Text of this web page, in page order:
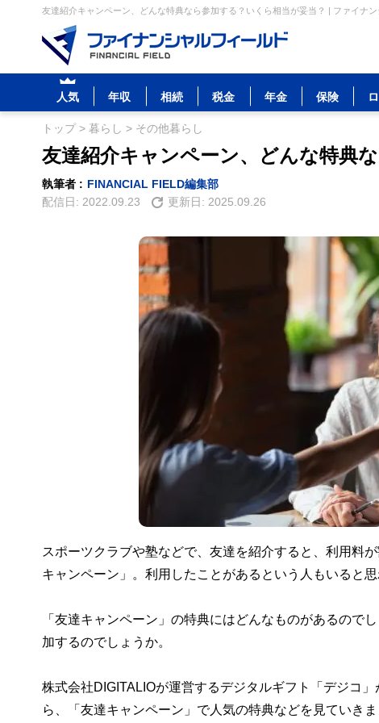
友達紹介キャンペーン、どんな特典なら参加する？いくら相当が妥当？ | ファイナ
人気 年収 相続 税金 年金 保険
トップ> 暮らし > その他暮らし
友達紹介キャンペーン、どんな特典
執筆者 : FINANCIAL FIELD編集部
配信日: 2022.09.23 更新日: 2025.09.26
スポーツクラブや塾などで、友達を紹介すると、利用料
キャンペーン」。利用したことがあるという人もいると思
「友達キャンペーン」の特典にはどんなものがあるので
加するのでしょうか。
株式会社DIGITALIOが運営するデジタルギフト「デジコ
ら、「友達キャンペーン」で人気の特典などを見ていきま